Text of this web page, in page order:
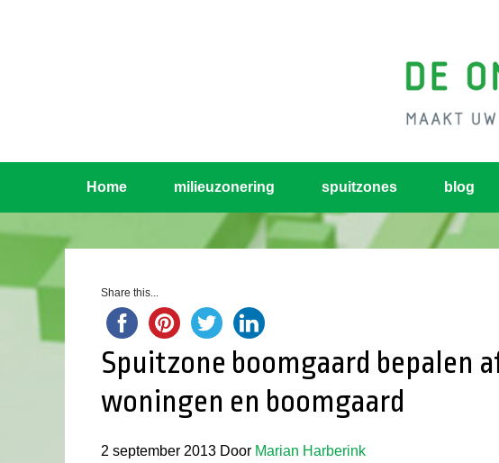
Home milieuzonering spuitzones blog
Share this...
Spuitzone boomgaard bepalen
woningen en boomgaard
2 september 2013 Door Marian Harberink